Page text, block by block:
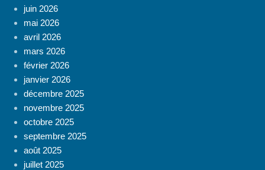
juin 2026
mai 2026
avril 2026
mars 2026
février 2026
janvier 2026
décembre 2025
novembre 2025
octobre 2025
septembre 2025
août 2025
juillet 2025